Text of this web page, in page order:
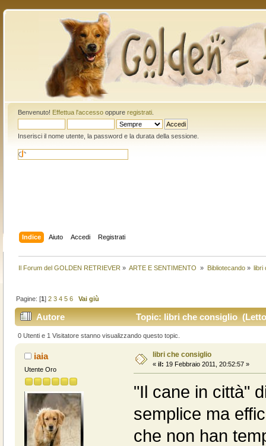
Benvenuto! Effettua l'accessooppure registrati.
Inserisci il nome utente, la password e la durata della sessione.
Indice Aiuto Accedi Registrati
Il Forum del GOLDEN RETRIEVER » ARTE E SENTIMENTO » Bibliotecando» libri
Pagine: [1]2 3 4 5 6 Vai giù
Autore Topic: libri che consiglio (Letto
0 Utenti e 1 Visitatore stanno visualizzando questo topic.
iaia
Utente Oro
libri che consiglio
« il: 19 Febbraio 2011, 20:52:57 »
"Il cane in città"
semplice ma
che non han